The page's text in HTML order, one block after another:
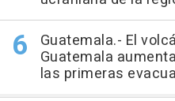
Guatemala.- El
Guatemala
las primeras